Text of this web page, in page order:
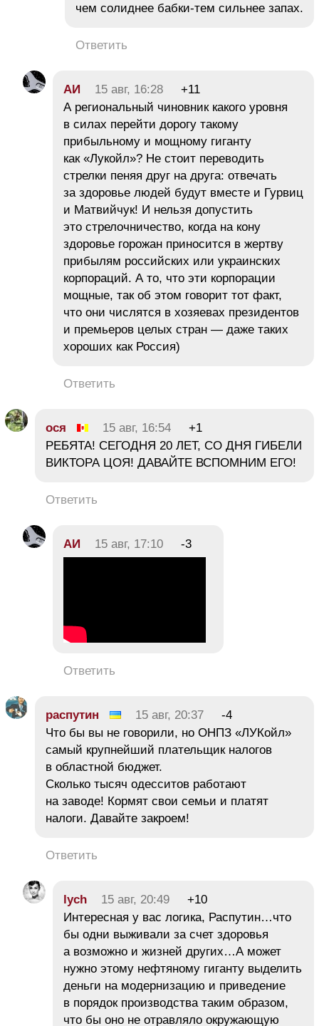
чем солиднее бабки-тем сильнее запах.
Ответить
АИ 15 авг, 16:28
+11
А региональный чиновник какого уровня
в силах перейти дорогу такому
прибыльному и мощному гиганту
как «Лукойл»? Не стоит переводить
стрелки пеняя друг на друга: отвечать
за здоровье людей будут вместе и Гурвиц
и Матвийчук! И нельзя допустить
это стрелочничество, когда на кону
здоровье горожан приносится в жертву
прибылям российских или украинских
корпораций. А то, что эти корпорации
мощные, так об этом говорит тот факт,
что они числятся в хозяевах президентов
и премьеров целых стран — даже таких
хороших как Россия)
Ответить
ося 15 авг, 16:54
+1
РЕБЯТА! СЕГОДНЯ 20 ЛЕТ, СО ДНЯ ГИБЕЛИ
ВИКТОРА ЦОЯ! ДАВАЙТЕ ВСПОМНИМ ЕГО!
Ответить
АИ 15 авг, 17:10 -3
Ответить
распутин 15 авг, 20:37
-4
Что бы вы не говорили, но ОНПЗ «ЛУКойл»
самый крупнейший плательщик налогов
в областной бюджет.
Сколько тысяч одесситов работают
на заводе! Кормят свои семьи и платят
налоги. Давайте закроем!
Ответить
lych 15 авг, 20:49
+10
Интересная у вас логика, Распутин…что
бы одни выживали за счет здоровья
а возможно и жизней других…А может
нужно этому нефтяному гиганту выделить
деньги на модернизацию и приведение
в порядок производства таким образом,
что бы оно не отравляло окружающую